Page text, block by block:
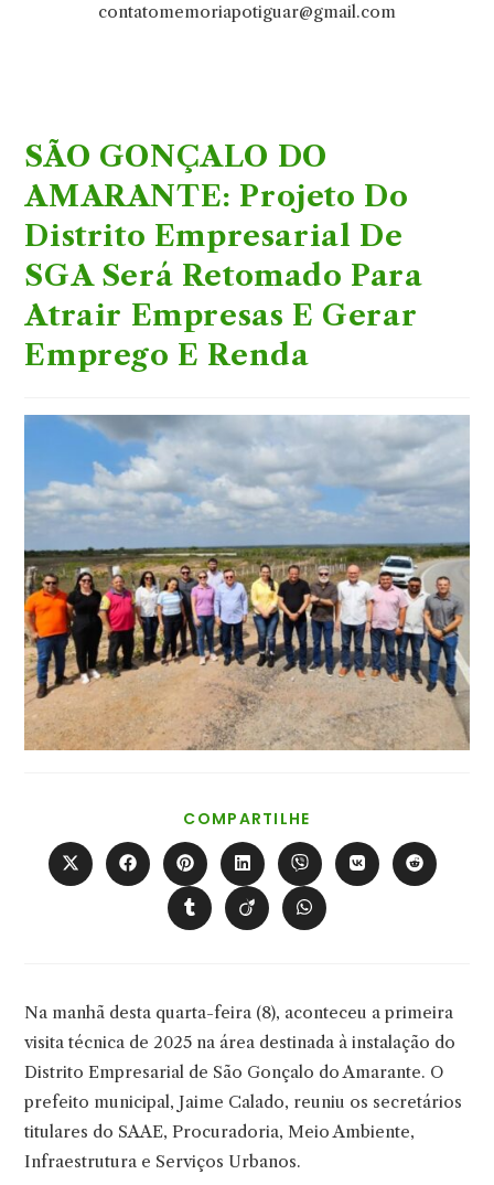
contatomemoriapotiguar@gmail.com
SÃO GONÇALO DO
AMARANTE: Projeto Do
Distrito Empresarial De
SGA Será Retomado Para
Atrair Empresas E Gerar
Emprego E Renda
COMPARTILHE
ESTE
CONTEÚDO
Abre
em
Abre
em
Abre
em
uma
nova
janela
Abre
em
uma
nova
janela
Abre
em
uma
nova
janela
Abre
em
Abre
em
Abre
em
Abre
em
Abre
em
Na manhã desta quarta-feira (8), aconteceu a primeira
visita técnica de 2025 na área destinada à instalação do
Distrito Empresarial de São Gonçalo do Amarante. O
prefeito municipal, Jaime Calado, reuniu os secretários
titulares do SAAE, Procuradoria, Meio Ambiente,
Infraestrutura e Serviços Urbanos.